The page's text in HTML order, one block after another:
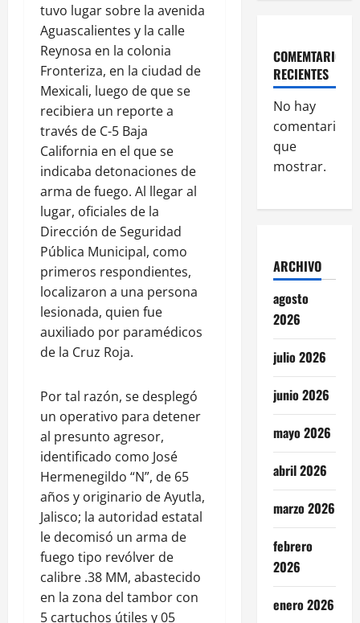
tuvo lugar sobre la avenida
Aguascalientes y la calle
Reynosa en la colonia
Fronteriza, en la ciudad de
Mexicali, luego de que se
recibiera un reporte a
través de C-5 Baja
California en el que se
indicaba detonaciones de
arma de fuego. Al llegar al
lugar, oficiales de la
Dirección de Seguridad
Pública Municipal, como
primeros respondientes,
localizaron a una persona
lesionada, quien fue
auxiliado por paramédicos
de la Cruz Roja.
Por tal razón, se desplegó
un operativo para detener
al presunto agresor,
identificado como José
Hermenegildo “N”, de 65
años y originario de Ayutla,
Jalisco; la autoridad estatal
le decomisó un arma de
fuego tipo revólver de
calibre .38 MM, abastecido
en la zona del tambor con
5 cartuchos útiles y 05
COMEMTARIOS
RECIENTES
No hay
comentarios
que
mostrar.
ARCHIVO
agosto
2026
julio 2026
junio 2026
mayo 2026
abril 2026
marzo 2026
febrero
2026
enero 2026